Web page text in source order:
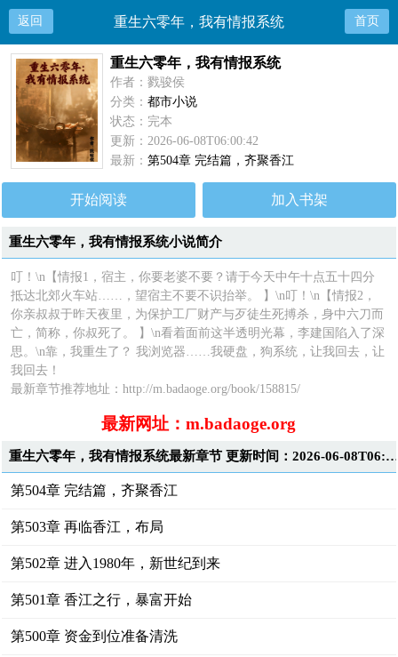
返回 重生六零年，我有情报系统 首页
重生六零年，我有情报系统
作者：戮骏侯
分类：都市小说
状态：完本
更新：2026-06-08T06:00:42
最新：第504章 完结篇，齐聚香江
开始阅读 加入书架
重生六零年，我有情报系统小说简介
叮！\n【情报1，宿主，你要老婆不要？请于今天中午十点五十四分
抵达北郊火车站……，望宿主不要不识抬举。 】\n叮！\n【情报2，
你亲叔叔于昨天夜里，为保护工厂财产与歹徒生死搏杀，身中六刀而
亡，简称，你叔死了。 】\n看着面前这半透明光幕，李建国陷入了深
思。\n靠，我重生了？ 我浏览器……我硬盘，狗系统，让我回去，让
我回去！
最新章节推荐地址：http://m.badaoge.org/book/158815/
最新网址：m.badaoge.org
重生六零年，我有情报系统最新章节 更新时间：
第504章 完结篇，齐聚香江
第503章 再临香江，布局
第502章 进入1980年，新世纪到来
第501章 香江之行，暴富开始
第500章 资金到位准备清洗